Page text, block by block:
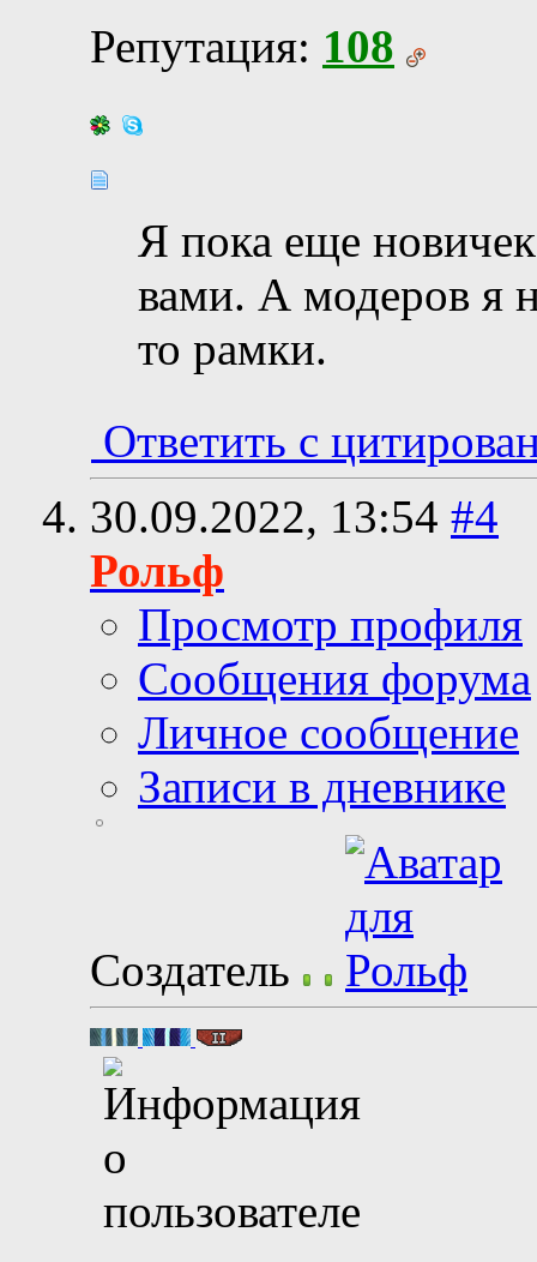
Репутация: 108
Я пока еще
вами. А модеров я
то рамки.
Ответить с
30.09.2022, 13:54 #4
Рольф
Просмотр профиля
Сообщения форума
Личное сообщение
Записи в дневнике
Создатель